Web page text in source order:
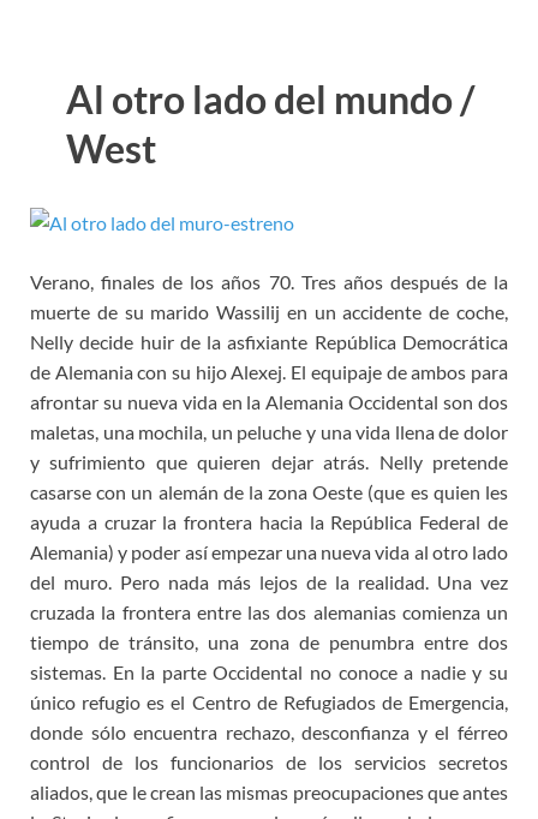
Al otro lado del mundo /
West
Verano, finales de los años 70. Tres años después de la
muerte de su marido Wassilij en un accidente de coche,
Nelly decide huir de la asfixiante República Democrática
de Alemania con su hijo Alexej. El equipaje de ambos para
afrontar su nueva vida en la Alemania Occidental son dos
maletas, una mochila, un peluche y una vida llena de dolor
y sufrimiento que quieren dejar atrás. Nelly pretende
casarse con un alemán de la zona Oeste (que es quien les
ayuda a cruzar la frontera hacia la República Federal de
Alemania) y poder así empezar una nueva vida al otro lado
del muro. Pero nada más lejos de la realidad. Una vez
cruzada la frontera entre las dos alemanias comienza un
tiempo de tránsito, una zona de penumbra entre dos
sistemas. En la parte Occidental no conoce a nadie y su
único refugio es el Centro de Refugiados de Emergencia,
donde sólo encuentra rechazo, desconfianza y el férreo
control de los funcionarios de los servicios secretos
aliados, que le crean las mismas preocupaciones que antes